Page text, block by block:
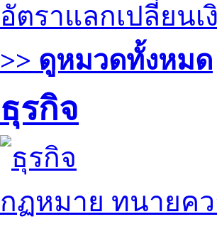
อัตราแลกเปลี่ยนเ
>> ดูหมวดทั้งหมด
ธุรกิจ
กฏหมาย ทนายค